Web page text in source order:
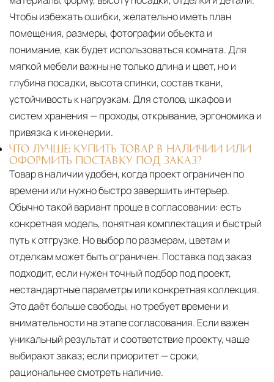
Чтобы избежать ошибки, желательно иметь план
помещения, размеры, фотографии объекта и
понимание, как будет использоваться комната. Для
мягкой мебели важны не только длина и цвет, но и
глубина посадки, высота спинки, состав ткани,
устойчивость к нагрузкам. Для столов, шкафов и
систем хранения — проходы, открывание, эргономика и
привязка к инженерии.
ЧТО ЛУЧШЕ: КУПИТЬ ТОВАР В НАЛИЧИИ ИЛИ
ОФОРМИТЬ ПОСТАВКУ ПОД ЗАКАЗ?
Товар в наличии удобен, когда проект ограничен по
времени или нужно быстро завершить интерьер.
Обычно такой вариант проще в согласовании: есть
конкретная модель, понятная комплектация и быстрый
путь к отгрузке. Но выбор по размерам, цветам и
отделкам может быть ограничен. Поставка под заказ
подходит, если нужен точный подбор под проект,
нестандартные параметры или конкретная коллекция.
Это даёт больше свободы, но требует времени и
внимательности на этапе согласования. Если важен
уникальный результат и соответствие проекту, чаще
выбирают заказ; если приоритет — сроки,
рациональнее смотреть наличие.